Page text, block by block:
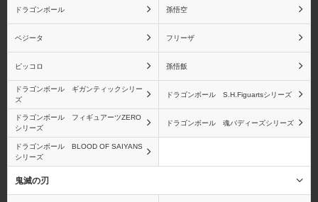
ドラゴンボール 孫悟空
ベジータ フリーザ
ピッコロ 孫悟飯
ドラゴンボール ギガンティックシリー
ズ
ドラゴンボール S.H.Figuartsシリーズ
ドラゴンボール フィギュアーツZERO
シリーズ
ドラゴンボール 魂バディーズシリーズ
ドラゴンボール BLOOD OF SAIYANS
シリーズ
鬼滅の刃